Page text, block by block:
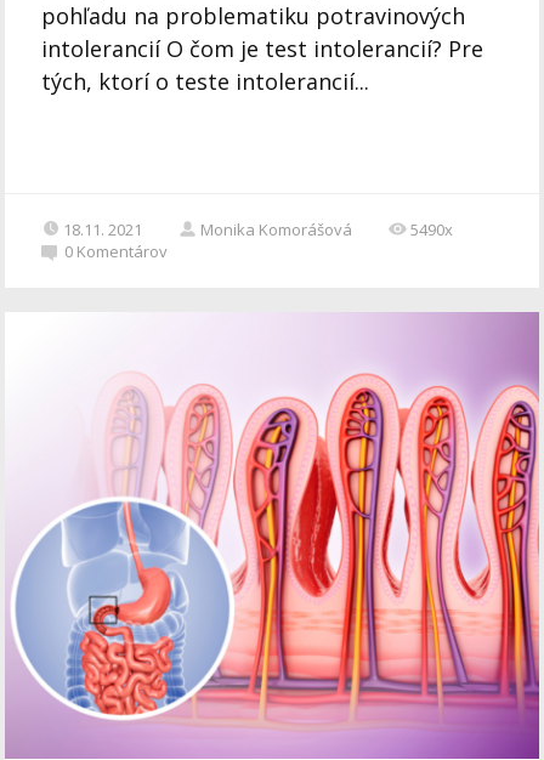
pohľadu na problematiku potravinových
intolerancií O čom je test intolerancií? Pre
tých, ktorí o teste intolerancií...
18.11. 2021 Monika Komorášová
5490x
0 Komentárov